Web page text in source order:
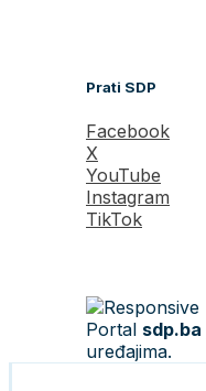
Prati SDP
Facebook
X
YouTube
Instagram
TikTok
Portal sdp.ba
uređajima.